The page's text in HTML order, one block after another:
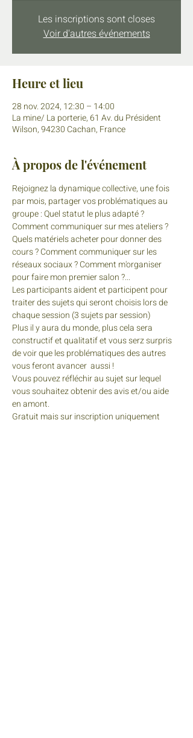
Les inscriptions sont closes
Voir d'autres événements
Heure et lieu
28 nov. 2024, 12:30 – 14:00
La mine/ La porterie, 61 Av. du Président
Wilson, 94230 Cachan, France
À propos de l'événement
Rejoignez la dynamique collective, une fois
par mois, partager vos problématiques au
groupe : Quel statut le plus adapté ?
Comment communiquer sur mes ateliers ?
Quels matériels acheter pour donner des
cours ? Comment communiquer sur les
réseaux sociaux ? Comment m'organiser
pour faire mon premier salon ?...
Les participants aident et participent pour
traiter des sujets qui seront choisis lors de
chaque session (3 sujets par session)
Plus il y aura du monde, plus cela sera
constructif et qualitatif et vous serz surpris
de voir que les problématiques des autres
vous feront avancer  aussi !
Vous pouvez réfléchir au sujet sur lequel
vous souhaitez obtenir des avis et/ou aide
en amont.
Gratuit mais sur inscription uniquement